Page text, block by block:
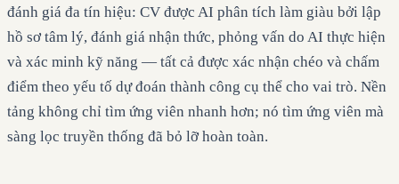
đánh giá đa tín hiệu: CV được AI phân tích làm giàu bởi lập
hồ sơ tâm lý, đánh giá nhận thức, phỏng vấn do AI thực hiện
và xác minh kỹ năng — tất cả được xác nhận chéo và chấm
điểm theo yếu tố dự đoán thành công cụ thể cho vai trò. Nền
tảng không chỉ tìm ứng viên nhanh hơn; nó tìm ứng viên mà
sàng lọc truyền thống đã bỏ lỡ hoàn toàn.